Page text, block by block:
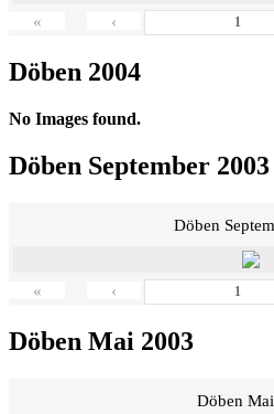
« ‹
Döben 2004
No Images found.
Döben September 2003
Döben
« ‹
Döben Mai 2003
Döben